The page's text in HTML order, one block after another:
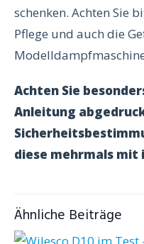
schenken. Achten Sie
Pflege und auch die
Achten Sie
Anleitung
diese mehrmals mit
Ähnliche Beiträge